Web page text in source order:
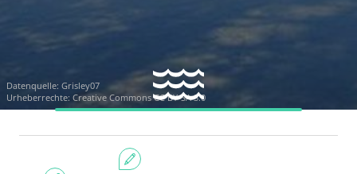
Datenquelle: Grisley07
Urheberrechte: Creative Commons CC BY-SA 3.0